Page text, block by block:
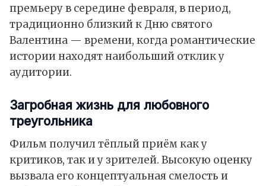
премьеру в середине февраля, в период,
традиционно близкий к Дню святого
Валентина — времени, когда романтические
истории находят наибольший отклик у
аудитории.
Загробная жизнь для любовного
треугольника
Фильм получил тёплый приём как у
критиков, так и у зрителей. Высокую оценку
вызвала его концептуальная смелость и